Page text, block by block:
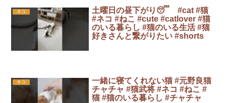
ネコ
土曜日の昼下がり😴 #cat #猫
#ネコ #ねこ #cute #catlover #猫
のいる暮らし #猫のいる生活 #猫
好きさんと繋がりたい #shorts
ネコ
一緒に寝てくれない猫 #元野良猫
チャチャ #猫武将 #ネコ #ねこ #
猫 #猫のいる暮らし #チャチャ